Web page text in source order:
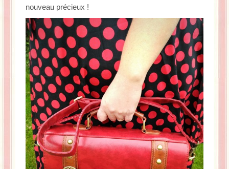
Ma période Weight Watchers
nouveau précieux !